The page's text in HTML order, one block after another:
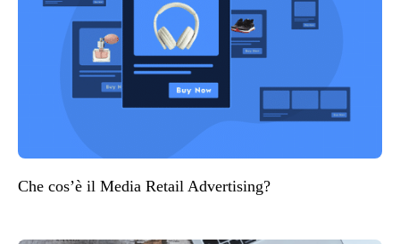
Che cos’è il Media Retail Advertising?